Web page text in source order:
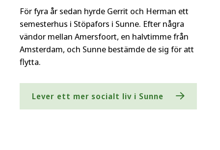
För fyra år sedan hyrde Gerrit och Herman ett
semesterhus i Stöpafors i Sunne. Efter några
vändor mellan Amersfoort, en halvtimme från
Amsterdam, och Sunne bestämde de sig för att
flytta.
Lever ett mer socialt liv i Sunne